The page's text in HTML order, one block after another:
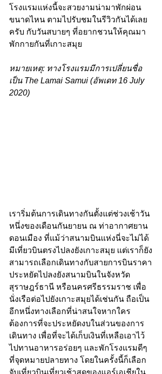
โรงแรมแห่งนี้จะสวยงามน่ามาพักผ่อน
ขนาดไหน ตามไปรับชมในรีวิวกันได้เลย
ครับ กับวันสบายๆ ที่อยากชวนให้คุณมา
พักกายกันที่เกาะสมุย
หมายเหตุ: ทางโรงแรมมีการเปลี่ยนชื่อ
เป็น The Lamai Samui (อัพเดท 16 July
2020)
เราริ่มต้นการเดินทางกันตั้งแต่ช่วงเช้าวัน
หนึ่งของเดือนกันยายน ณ ท่าอากาศยาน
ดอนเมือง ที่แม้ว่าสนามบินแห่งนี่จะไม่ได้
มีเที่ยวบินตรงไปลงยังเกาะสมุย แต่เราก็ยัง
สามารถเลือกเดินทางกับสายการบินราคา
ประหยัดไปลงยังสนามบินในจังหวัด
สุราษฎร์ธานี หรือนครศรีธรรมราช เพื่อ
นั่งเรือต่อไปยังเกาะสมุยได้เช่นกัน ถือเป็น
อีกหนึ่งทางเลือกที่น่าสนใจหากใคร
ต้องการที่จะประหยัดงบในส่วนของการ
เดินทาง เพื่อที่จะได้เก็บเงินที่เหลือเอาไว้
ไปทานอาหารอร่อยๆ และพักโรงแรมดีๆ
ที่จุดหมายปลายทาง โดยในครั้งนี้ก็เลือก
จับเที่ยวบินเที่ยวเช้าสุดของแอร์เอเชียใน